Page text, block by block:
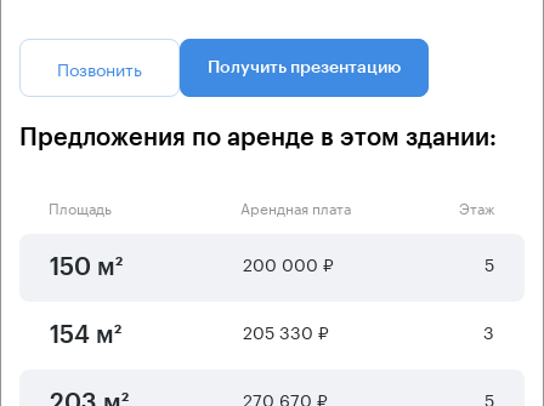
Позвонить Получить презентацию
Предложения по аренде в этом здании:
Площадь Арендная плата Этаж
150 м² 200 000 ₽ 5
154 м² 205 330 ₽ 3
270 670 ₽ 5